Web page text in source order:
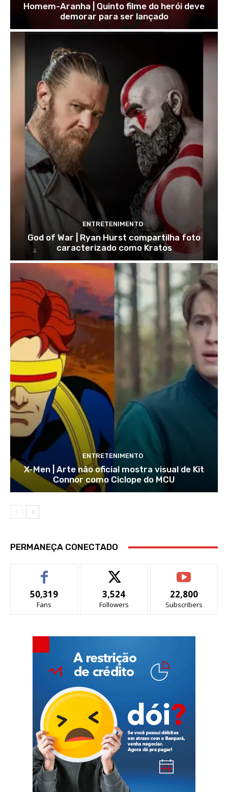
Homem-Aranha | Quinto filme do herói deve
demorar para ser lançado
ENTRETENIMENTO
God of War | Ryan Hurst compartilha foto
caracterizado como Kratos
ENTRETENIMENTO
X-Men | Arte não oficial mostra visual de Kit
Connor como Ciclope do MCU
PERMANEÇA CONECTADO
50,319
Fans
3,524
Followers
22,800
Subscribers